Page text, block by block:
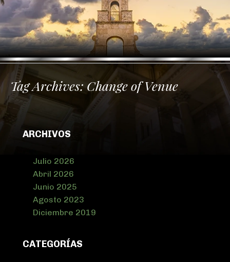
Tag Archives: Change of Venue
ARCHIVOS
Julio 2026
Abril 2026
Junio 2025
Agosto 2023
Diciembre 2019
CATEGORÍAS